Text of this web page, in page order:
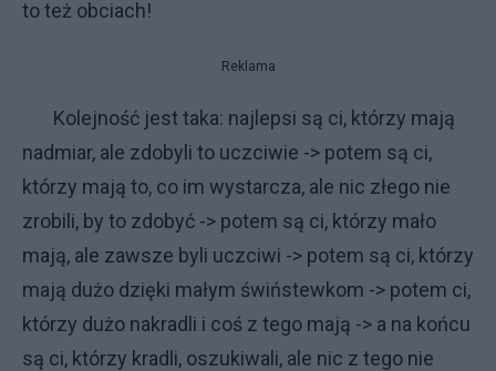
to też obciach!
Reklama
Kolejność jest taka: najlepsi są ci, którzy mają
nadmiar, ale zdobyli to uczciwie -> potem są ci,
którzy mają to, co im wystarcza, ale nic złego nie
zrobili, by to zdobyć -> potem są ci, którzy mało
mają, ale zawsze byli uczciwi -> potem są ci, którzy
mają dużo dzięki małym świństewkom -> potem ci,
którzy dużo nakradli i coś z tego mają -> a na końcu
są ci, którzy kradli, oszukiwali, ale nic z tego nie